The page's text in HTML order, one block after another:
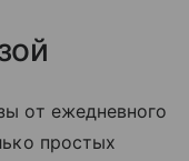
от ежедневного
простых